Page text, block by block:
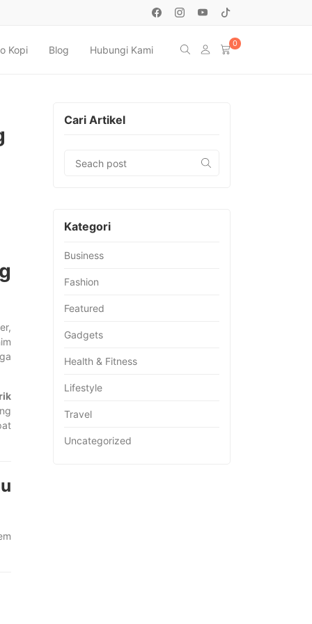
Kopi Blog Hubungi Kami
0
Cari Artikel
Kategori
Business
Fashion
Featured
Gadgets
Health & Fitness
Lifestyle
Travel
Uncategorized